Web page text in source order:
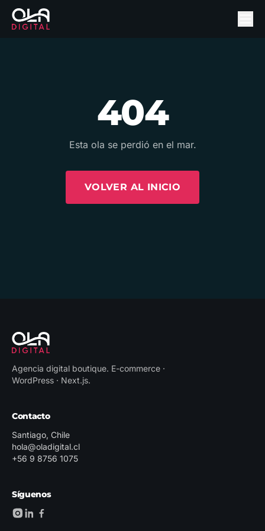
404
Esta ola se perdió en el mar.
VOLVER AL INICIO
Agencia digital boutique. E-commerce ·
WordPress · Next.js.
Contacto
Santiago, Chile
hola@oladigital.cl
+56 9 8756 1075
Síguenos